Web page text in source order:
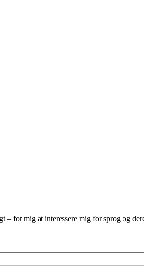
for mig at interessere mig for sprog og